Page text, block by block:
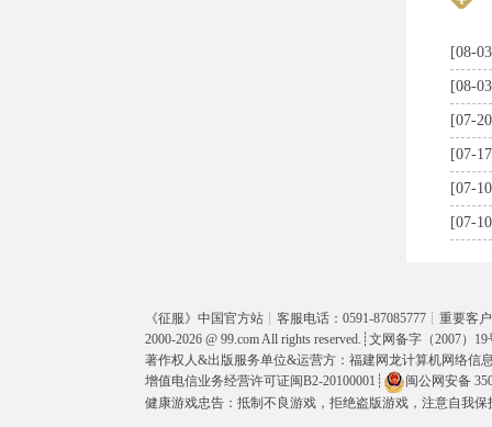
[08-
[08-
[07-
[07-
[07-
[07-
《征服》中国官方站┊客服电话：0591-87085777┊重要客
2000-2026 @ 99.comAll rights reserved.┊ 文网备字（2007）19
著作权人&出版服务单位&运营方：福建网龙计算机网络信
增值电信业务经营许可证闽B2-20100001 ┊
闽公网安备
健康游戏忠告：抵制不良游戏，拒绝盗版游戏，注意自我